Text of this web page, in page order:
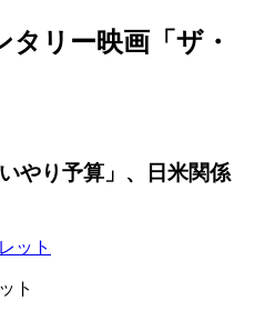
リー映画「ザ・
やり予算」、日米関係
ト